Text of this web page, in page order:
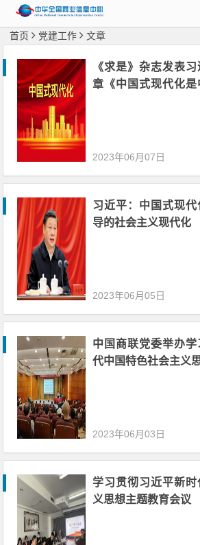
首页 党建工作 文章
《求是》杂志发表
章《中国式现代化
2023年06月07日
习近平：中国式现
导的社会主义现代化
2023年06月05日
中国商联党委举办
代中国特色社会主义
2023年06月03日
学习贯彻习近平新
义思想主题教育会议